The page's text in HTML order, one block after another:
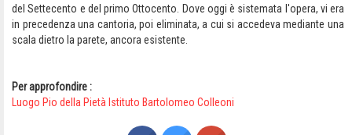
del Settecento e del primo Ottocento. Dove oggi è sistemata l'opera, vi era
in precedenza una cantoria, poi eliminata, a cui si accedeva mediante una
scala dietro la parete, ancora esistente.
Per approfondire :
Luogo Pio della Pietà Istituto Bartolomeo Colleoni